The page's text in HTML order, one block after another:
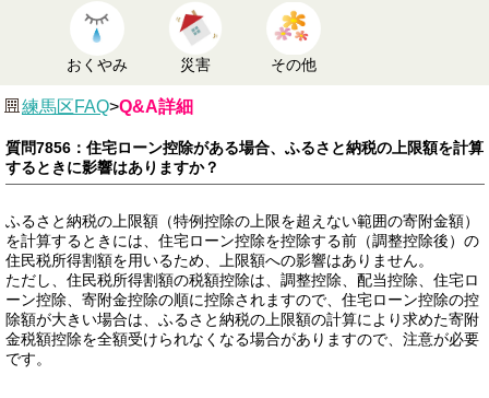
おくやみ 災害 その他
練馬区FAQ>Q&A詳細
質問7856：住宅ローン控除がある場合、ふるさと納税の上限額を計算
するときに影響はありますか？
ふるさと納税の上限額（特例控除の上限を超えない範囲の寄附金額）
を計算するときには、住宅ローン控除を控除する前（調整控除後）の
住民税所得割額を用いるため、上限額への影響はありません。
ただし、住民税所得割額の税額控除は、調整控除、配当控除、住宅ロ
ーン控除、寄附金控除の順に控除されますので、住宅ローン控除の控
除額が大きい場合は、ふるさと納税の上限額の計算により求めた寄附
金税額控除を全額受けられなくなる場合がありますので、注意が必要
です。